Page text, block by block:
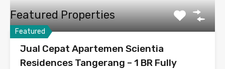
Featured Properties
Featured
Jual Cepat Apartemen Scientia
Residences Tangerang – 1 BR Fully